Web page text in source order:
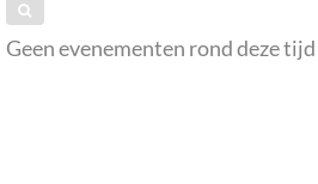
Geen evenementen rond deze tijd